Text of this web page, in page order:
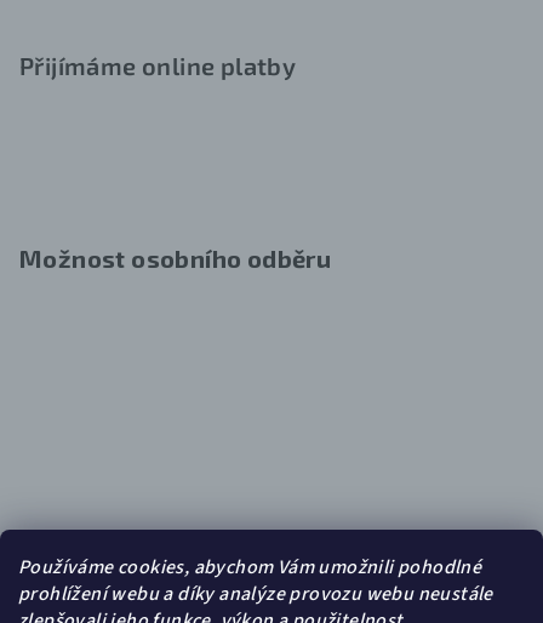
Používáme cookies, abychom Vám umožnili pohodlné
prohlížení webu a díky analýze provozu webu neustále
Přijímáme online platby
Možnost osobního odběru